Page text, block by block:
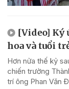
[Video] Ký
hoa và tuổi
Hơn nửa thế kỷ
chiến trường
trí ông Phan Văn